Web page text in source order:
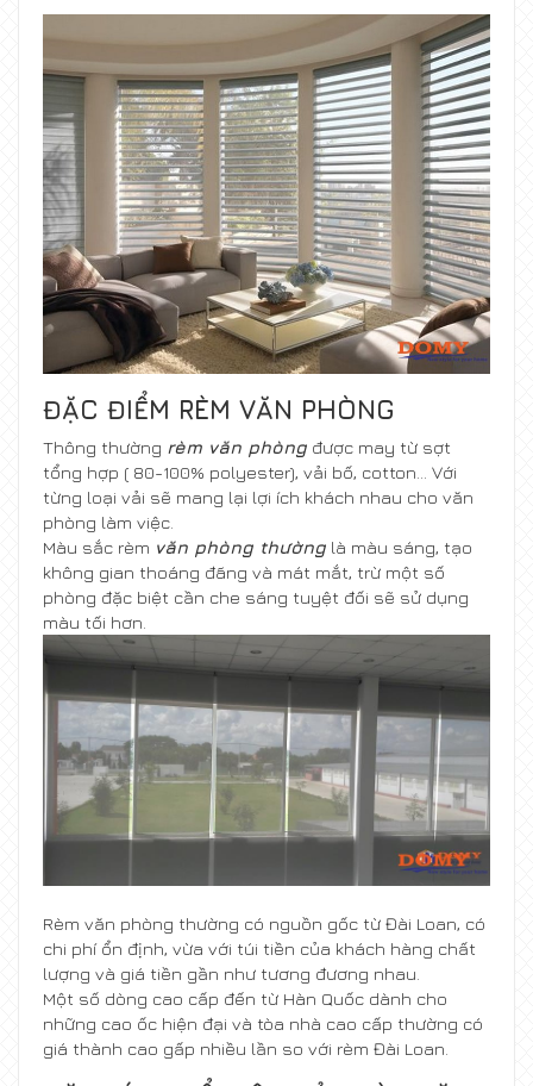
ĐẶC ĐIỂM RÈM VĂN PHÒNG
Thông thường rèm văn phòng được may từ sợt
tổng hợp ( 80-100% polyester), vải bố, cotton… Với
từng loại vải sẽ mang lại lợi ích khách nhau cho văn
phòng làm việc.
Màu sắc rèm văn phòng thường là màu sáng, tạo
không gian thoáng đãng và mát mắt, trừ một số
phòng đặc biệt cần che sáng tuyệt đối sẽ sử dụng
màu tối hơn.
Rèm văn phòng thường có nguồn gốc từ Đài Loan, có
chi phí ổn định, vừa với túi tiền của khách hàng chất
lượng và giá tiền gần như tương đương nhau.
Một số dòng cao cấp đến từ Hàn Quốc dành cho
những cao ốc hiện đại và tòa nhà cao cấp thường có
giá thành cao gấp nhiều lần so với rèm Đài Loan.